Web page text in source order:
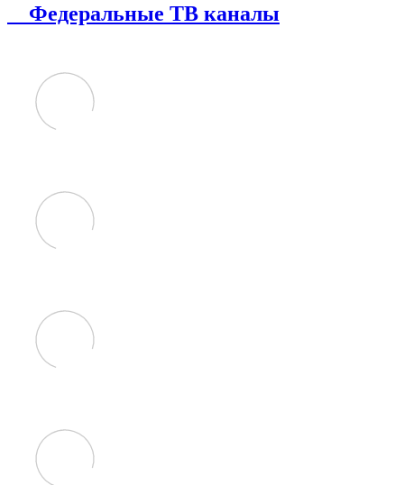
Федеральные ТВ каналы